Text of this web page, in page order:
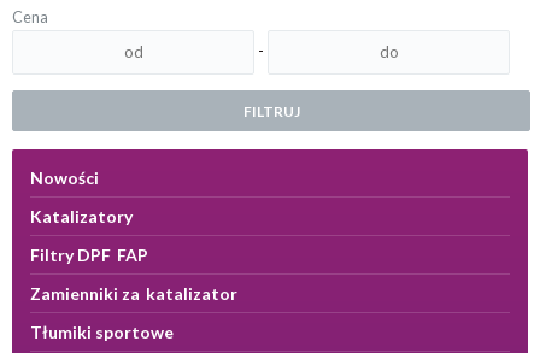
Cena
-
FILTRUJ
Nowości
Katalizatory
Filtry DPF FAP
Zamienniki za katalizator
Tłumiki sportowe